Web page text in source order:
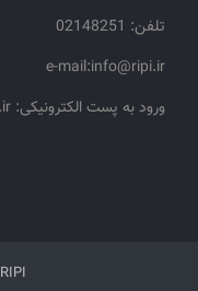
تلفن: 02148251
e-mail:info@ripi.ir
ورود به پست الکترونیکی: https://mail.ripi.ir
RIPI